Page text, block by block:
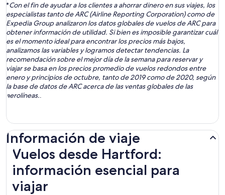
*Con el fin de ayudar a los clientes a ahorrar dinero en sus viajes, los
especialistas tanto de ARC (Airline Reporting Corporation) como de
Expedia Group analizaron los datos globales de vuelos de ARC para
obtener información de utilidad. Si bien es imposible garantizar cuál
es el momento ideal para encontrar los precios más bajos,
analizamos las variables y logramos detectar tendencias. La
recomendación sobre el mejor día de la semana para reservar y
viajar se basa en los precios promedio de vuelos redondos entre
enero y principios de octubre, tanto de 2019 como de 2020, según
la base de datos de ARC acerca de las ventas globales de las
aerolíneas..
Información de viaje
Vuelos desde Hartford:
información esencial para
viajar